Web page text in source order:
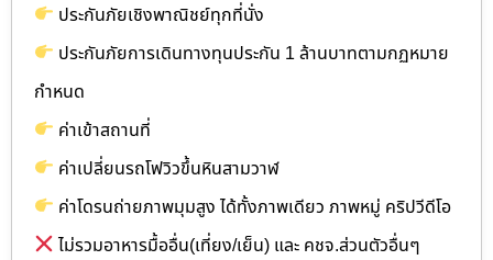
ประกันภัยเชิงพาณิชย์ทุกที่นั่ง
ประกันภัยการเดินทางทุนประกัน 1 ล้านบาทตามกฏหมาย
กำหนด
ค่าเข้าสถานที่
ค่าเปลี่ยนรถโฟวิวขึ้นหินสามวาฬ
ค่าโดรนถ่ายภาพมุมสูง ได้ทั้งภาพเดียว ภาพหมู่ คริปวีดีโอ
ไม่รวมอาหารมื้ออื่น(เที่ยง/เย็น) และ คชจ.ส่วนตัวอื่นๆ